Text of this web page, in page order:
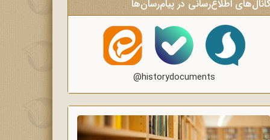
اطلاع‌رسانی در پیام‌رسان‌ها
@historydocuments